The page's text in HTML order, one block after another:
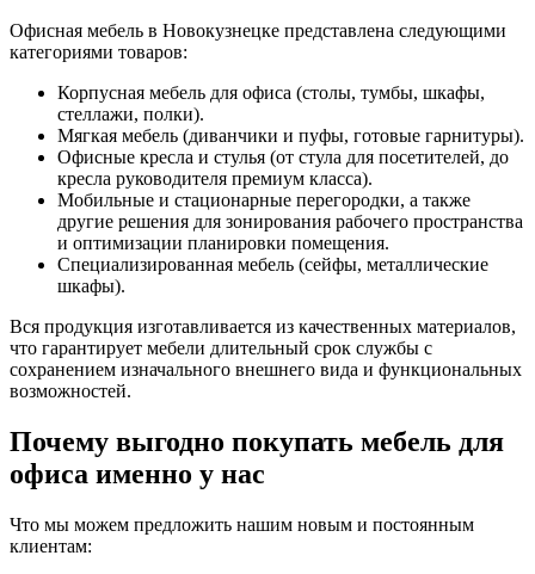
Офисная мебель в Новокузнецке представлена следующими
категориями товаров:
Корпусная мебель для офиса (столы, тумбы, шкафы,
стеллажи, полки).
Мягкая мебель (диванчики и пуфы, готовые гарнитуры).
Офисные кресла и стулья (от стула для посетителей, до
кресла руководителя премиум класса).
Мобильные и стационарные перегородки, а также
другие решения для зонирования рабочего пространства
и оптимизации планировки помещения.
Специализированная мебель (сейфы, металлические
шкафы).
Вся продукция изготавливается из качественных материалов,
что гарантирует мебели длительный срок службы с
сохранением изначального внешнего вида и функциональных
возможностей.
Почему выгодно покупать мебель для
офиса именно у нас
Что мы можем предложить нашим новым и постоянным
клиентам: